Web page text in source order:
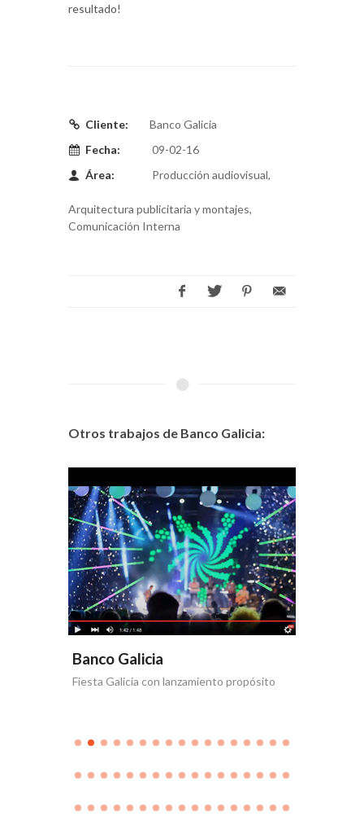
resultado!
Cliente:
Banco Galicia
Fecha:
09-02-16
Área:
Producción audiovisual,
Arquitectura publicitaria y montajes,
Comunicación Interna
Otros trabajos de Banco Galicia:
Banco Galicia
Fiesta Galicia con lanzamiento propósito